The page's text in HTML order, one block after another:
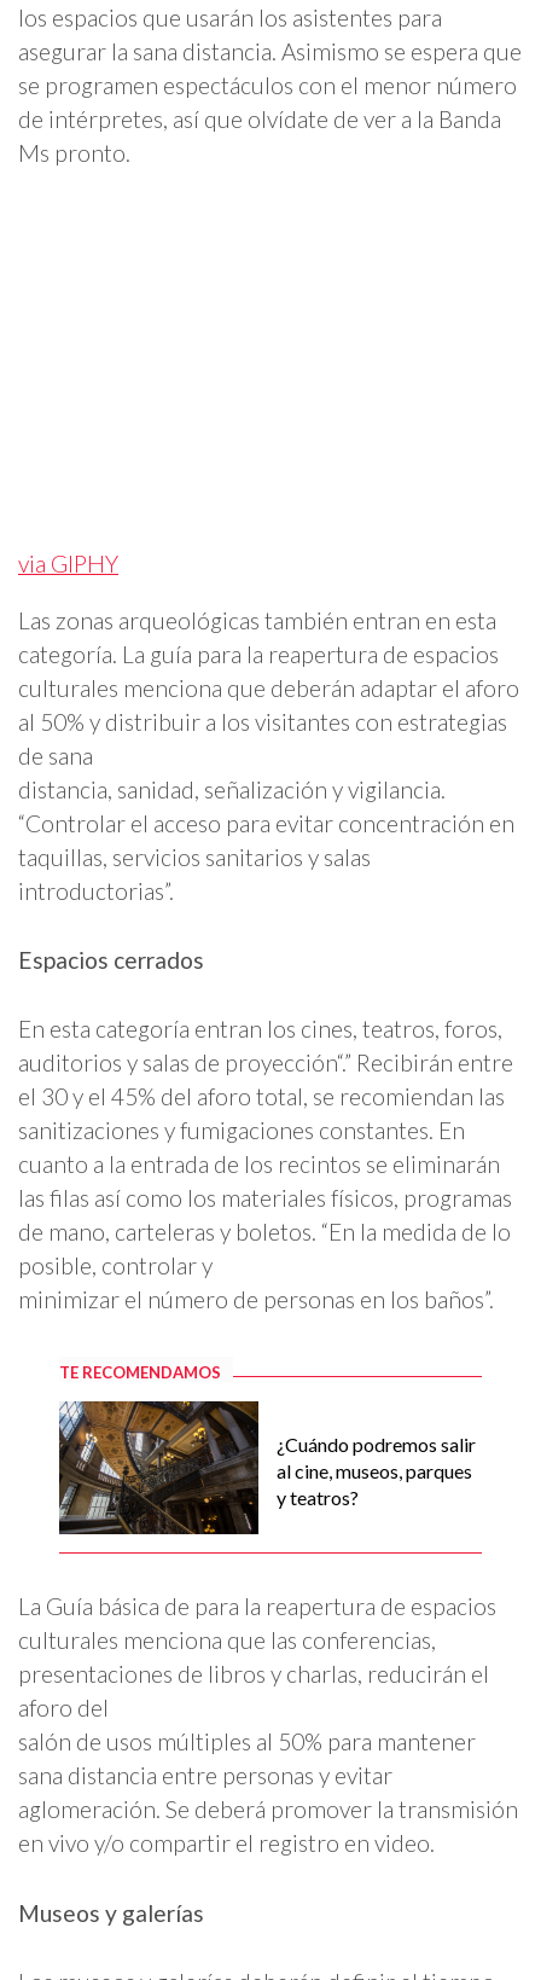
los espacios que usarán los asistentes para
asegurar la sana distancia. Asimismo se espera que
se programen espectáculos con el menor número
de intérpretes, así que olvídate de ver a la Banda
Ms pronto.
via GIPHY
Las zonas arqueológicas también entran en esta
categoría. La guía para la reapertura de espacios
culturales menciona que deberán adaptar el aforo
al 50% y distribuir a los visitantes con estrategias
de sana
distancia, sanidad, señalización y vigilancia.
“Controlar el acceso para evitar concentración en
taquillas, servicios sanitarios y salas
introductorias”.
Espacios cerrados
En esta categoría entran los cines, teatros, foros,
auditorios y salas de proyección. Recibirán entre
el 30 y el 45% del aforo total, se recomiendan las
sanitizaciones y fumigaciones constantes. En
cuanto a la entrada de los recintos se eliminarán
las filas así como los materiales físicos, programas
de mano, carteleras y boletos. “En la medida de lo
posible, controlar y
minimizar el número de personas en los baños”.
TE RECOMENDAMOS
¿Cuándo podremos salir
al cine, museos, parques
y teatros?
La Guía básica de para la reapertura de espacios
culturales menciona que las conferencias,
presentaciones de libros y charlas, reducirán el
aforo del
salón de usos múltiples al 50% para mantener
sana distancia entre personas y evitar
aglomeración. Se deberá promover la transmisión
en vivo y/o compartir el registro en video.
Museos y galerías